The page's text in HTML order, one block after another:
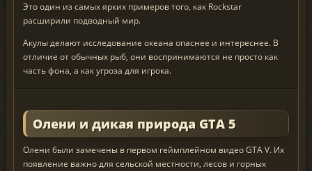
Это один из самых ярких примеров того, как Rockstar
расширили подводный мир.
Акулы делают исследование океана опаснее и интереснее. В
отличие от обычных рыб, они воспринимаются не просто как
часть фона, а как угроза для игрока.
Олени и дикая природа GTA 5
Олени были замечены в первом геймплейном видео GTA V. Их
появление важно для сельской местности, лесов и горных